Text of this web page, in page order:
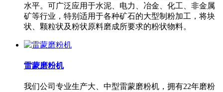
水平。可广泛应用于水泥、电力、冶金、化工、非金属
矿等行业，特别适用于各种矿石的大型制粉加工，将块
状、颗粒状及粉状原料磨成所要求的粉状物料。
雷蒙磨粉机
我们公司专业生产大、中型雷蒙磨粉机，拥有22年磨粉